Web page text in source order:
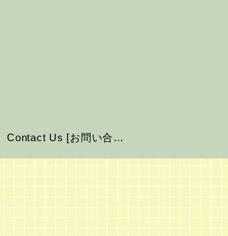
Contact Us [お問い合わせ]